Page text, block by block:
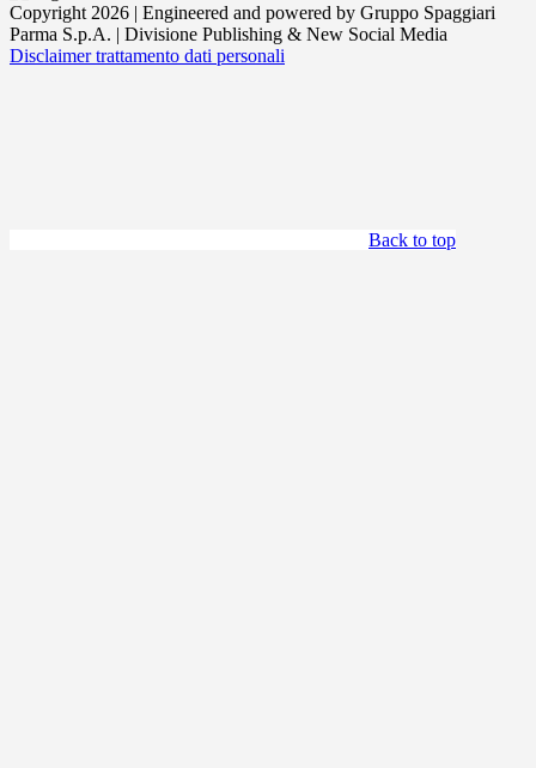
Copyright 2026 | Engineered and powered by Gruppo Spaggiari
Parma S.p.A. | Divisione Publishing & New Social Media
Disclaimer trattamento dati personali
Back to top